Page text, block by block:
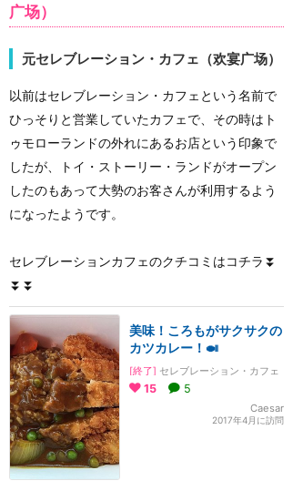
广场）
元セレブレーション・カフェ（欢宴广场）
以前はセレブレーション・カフェという名前で
ひっそりと営業していたカフェで、その時はト
ゥモローランドの外れにあるお店という印象で
したが、トイ・ストーリー・ランドがオープン
したのもあって大勢のお客さんが利用するよう
になったようです。
セレブレーションカフェのクチコミはコチラ⏬
⏬⏬
美味！ころもがサクサクの
カツカレー！🍛
[終了] セレブレーション・カフェ
15 5
Caesar
2017年4月に訪問